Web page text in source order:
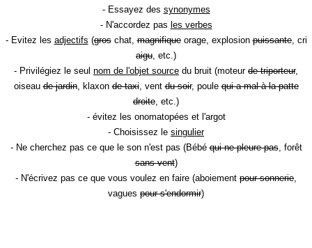
- Essayez des synonymes
- N'accordez pas les verbes
- Evitez les adjectifs (groschat,magnifiqueorage, explosionpuissante, cri
aigu , etc.)
- Privilégiez le seul nom de l'objet source du bruit (moteur de triporteur,
oiseaude jardin, klaxonde taxi, ventdu soir, poulequi a mal à la patte
droite , etc.)
- évitez les onomatopées et l'argot
- Choisissez le singulier
- Ne cherchez pas ce que le son n'est pas (Bébéqui ne pleure pas, forêt
sans vent)
- N'écrivez pas ce que vous voulez en faire (aboiement pour sonnerie
vagues pour s'endormir)